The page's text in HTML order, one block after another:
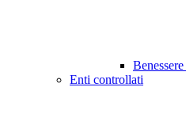
Enti controllati